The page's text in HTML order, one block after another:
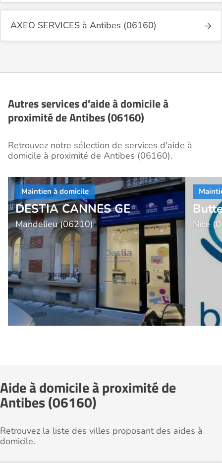
AXEO SERVICES à Antibes (06160)
Autres services d'aide à domicile à
proximité de Antibes (06160)
Retrouvez notre sélection de services d'aide à
domicile à proximité de Antibes (06160).
DESTIA CANNES GE
Mandelieu (06210) Nice
Aide à domicile à proximité de
Antibes (06160)
Retrouvez la liste des villes proposant des aides à
domicile.